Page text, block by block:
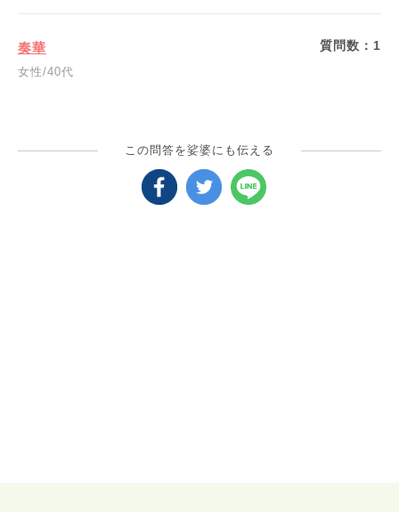
奏華
女性/40代
質問数： 1
この問答を娑婆にも伝える